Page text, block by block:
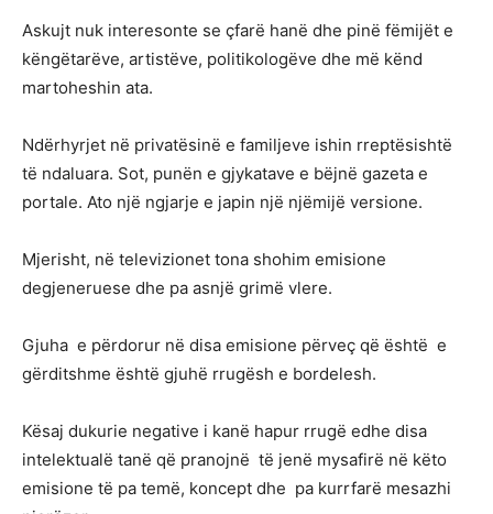
Askujt nuk interesonte se çfarë hanë dhe pinë fëmijët e
këngëtarëve, artistëve, politikologëve dhe më kënd
martoheshin ata.
Ndërhyrjet në privatësinë e familjeve ishin rreptësishtë
të ndaluara. Sot, punën e gjykatave e bëjnë gazeta e
portale. Ato një ngjarje e japin një njëmijë versione.
Mjerisht, në televizionet tona shohim emisione
degjeneruese dhe pa asnjë grimë vlere.
Gjuha e përdorur në disa emisione përveç që është e
gërditshme është gjuhë rrugësh e bordelesh.
Kësaj dukurie negative i kanë hapur rrugë edhe disa
intelektualë tanë që pranojnë të jenë mysafirë në këto
emisione të pa temë, koncept dhe pa kurrfarë mesazhi